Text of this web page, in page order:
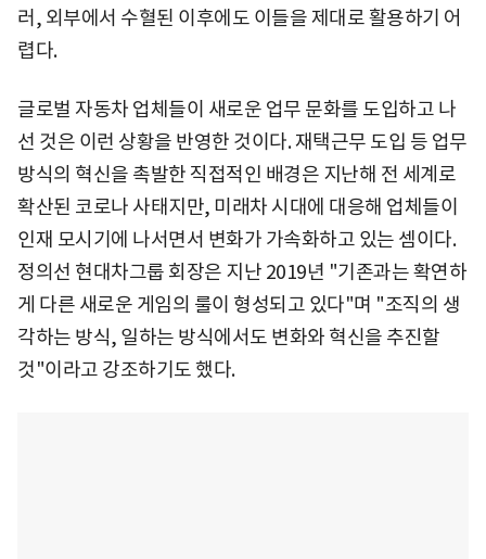
러, 외부에서 수혈된 이후에도 이들을 제대로 활용하기 어
렵다.
글로벌 자동차 업체들이 새로운 업무 문화를 도입하고 나
선 것은 이런 상황을 반영한 것이다. 재택근무 도입 등 업무
방식의 혁신을 촉발한 직접적인 배경은 지난해 전 세계로
확산된 코로나 사태지만, 미래차 시대에 대응해 업체들이
인재 모시기에 나서면서 변화가 가속화하고 있는 셈이다.
정의선 현대차그룹 회장은 지난 2019년 "기존과는 확연하
게 다른 새로운 게임의 룰이 형성되고 있다"며 "조직의 생
각하는 방식, 일하는 방식에서도 변화와 혁신을 추진할
것"이라고 강조하기도 했다.